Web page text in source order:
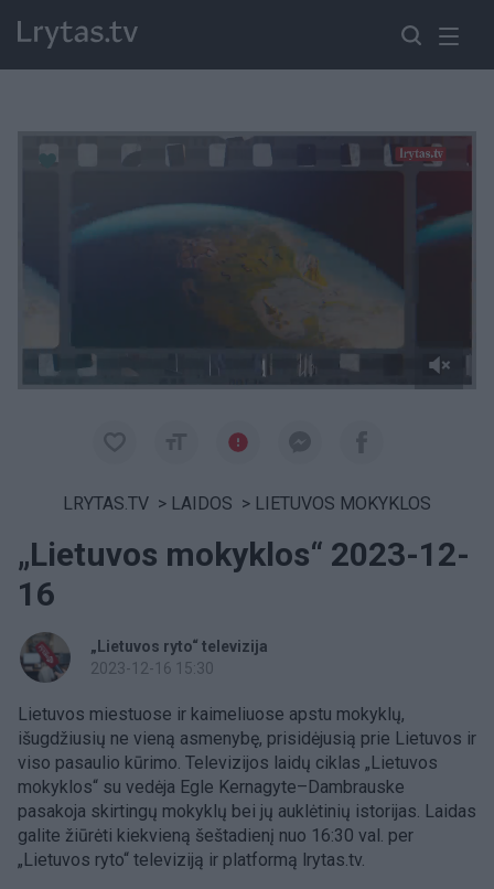
LRYTAS.TV > LAIDOS > LIETUVOS MOKYKLOS
„Lietuvos mokyklos“ 2023-12-
16
„Lietuvos ryto“ televizija
2023-12-16 15:30
Lietuvos miestuose ir kaimeliuose apstu mokyklų,
išugdžiusių ne vieną asmenybę, prisidėjusią prie Lietuvos ir
viso pasaulio kūrimo. Televizijos laidų ciklas „Lietuvos
mokyklos“ su vedėja Egle Kernagyte–Dambrauske
pasakoja skirtingų mokyklų bei jų auklėtinių istorijas. Laidas
galite žiūrėti kiekvieną šeštadienį nuo 16:30 val. per
„Lietuvos ryto“ televiziją ir platformą lrytas.tv.